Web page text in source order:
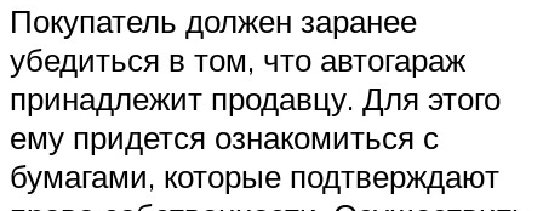
Покупатель должен заранее
убедиться в том, что автогараж
принадлежит продавцу. Для этого
ему придется ознакомиться с
бумагами, которые подтверждают